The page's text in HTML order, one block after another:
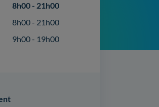
8h00 - 21h00
8h00 - 21h00
9h00 - 19h00